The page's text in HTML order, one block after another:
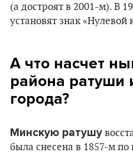
(а достроят в 2001-м). В
установят знак «Нулевой
А что насчет
района ратуши
города?
Минскую ратушу
была снесена в 1857-м